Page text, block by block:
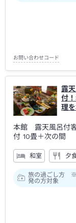
お問い合わせコード
露
付
理
本館 露天風呂付
付 10畳＋次の間
和室 夕
旅の過ごし方
発の方対象